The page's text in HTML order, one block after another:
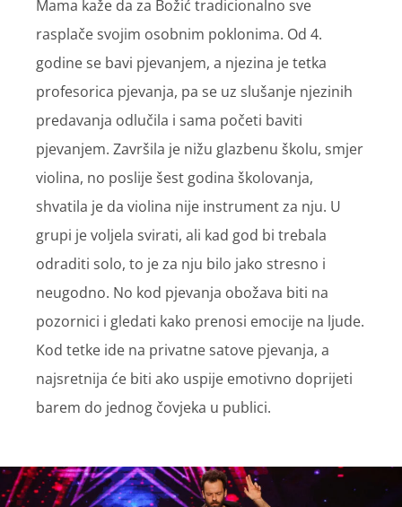
Mama kaže da za Božić tradicionalno sve
rasplače svojim osobnim poklonima. Od 4.
godine se bavi pjevanjem, a njezina je tetka
profesorica pjevanja, pa se uz slušanje njezinih
predavanja odlučila i sama početi baviti
pjevanjem. Završila je nižu glazbenu školu, smjer
violina, no poslije šest godina školovanja,
shvatila je da violina nije instrument za nju. U
grupi je voljela svirati, ali kad god bi trebala
odraditi solo, to je za nju bilo jako stresno i
neugodno. No kod pjevanja obožava biti na
pozornici i gledati kako prenosi emocije na ljude.
Kod tetke ide na privatne satove pjevanja, a
najsretnija će biti ako uspije emotivno doprijeti
barem do jednog čovjeka u publici.